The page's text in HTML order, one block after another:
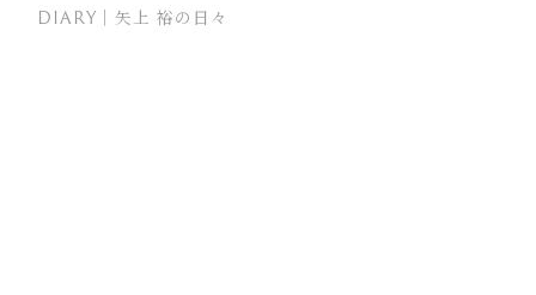
DIARY｜矢上 裕の日々